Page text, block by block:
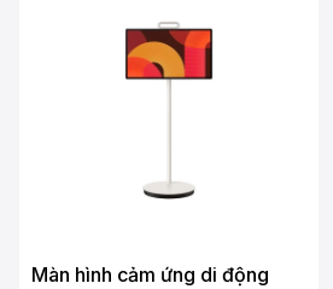
Màn hình cảm ứng di động